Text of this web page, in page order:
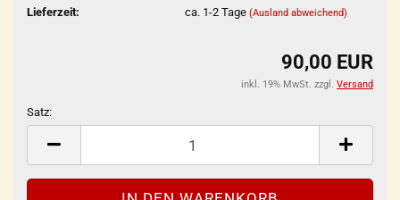
Lieferzeit:
ca. 1-2 Tage (Ausland abweichend)
90,00 EUR
inkl. 19% MwSt. zzgl. Versand
Satz:
Satz